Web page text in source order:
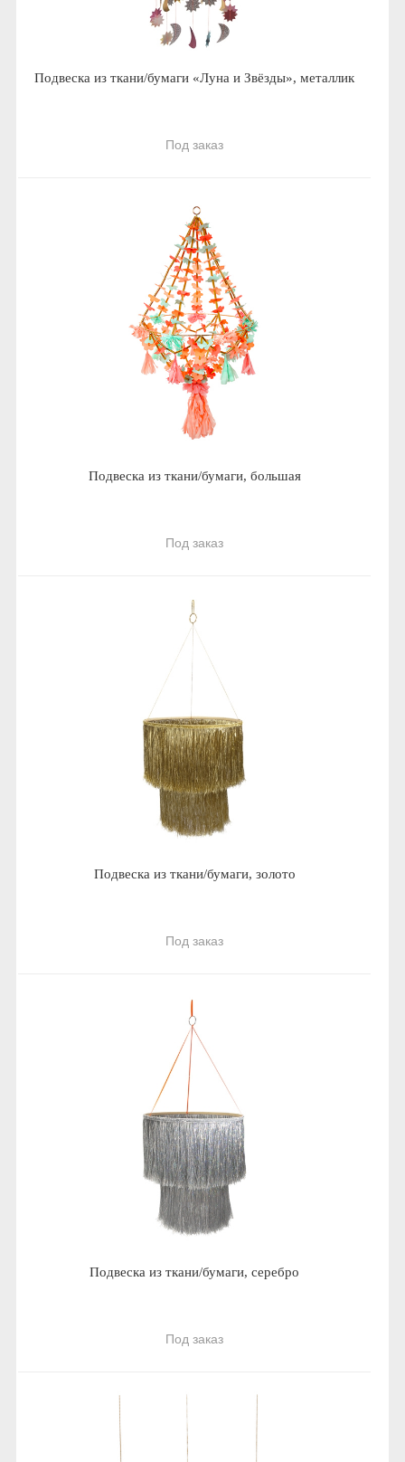
Подвеска из ткани/бумаги «Луна и Звёзды», металлик
Под заказ
Подвеска из ткани/бумаги, большая
Под заказ
Подвеска из ткани/бумаги, золото
Под заказ
Подвеска из ткани/бумаги, серебро
Под заказ